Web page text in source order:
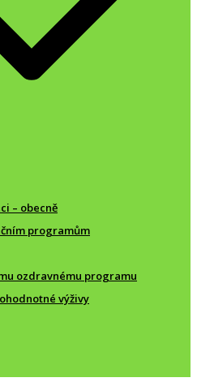
– obecně
programům
ozdravnému programu
výživy